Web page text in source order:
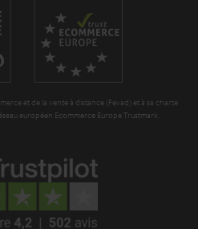
et de la vente à distance (Fevad) et à sa charte
européen Ecommerce Europe Trustmark.